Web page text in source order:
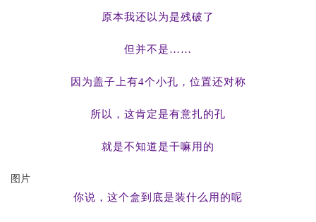
原本我还以为是残破了
但并不是……
因为盖子上有4个小孔，位置还对称
所以，这肯定是有意扎的孔
就是不知道是干嘛用的
图片
你说，这个盒到底是装什么用的呢